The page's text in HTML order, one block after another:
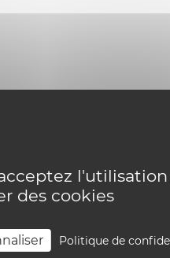
l'utilisation
des cookies
Politique de